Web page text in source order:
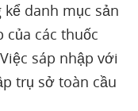
danh mục sản
của các thuốc
sáp nhập với
trụ sở toàn cầu